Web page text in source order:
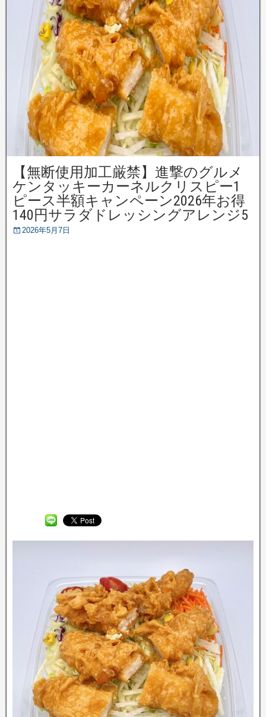
【無断使用加工厳禁】進撃のグルメ
ケンタッキーカーネルクリスピー1
ピース半額キャンペーン2026年お得
140円サラダドレッシングアレンジ5
2026年5月7日